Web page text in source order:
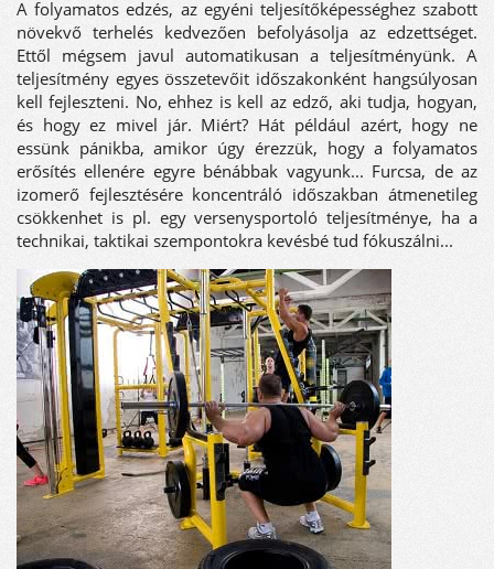
A folyamatos edzés, az egyéni teljesítőképességhez szabott
növekvő terhelés kedvezően befolyásolja az edzettséget.
Ettől mégsem javul automatikusan a teljesítményünk. A
teljesítmény egyes összetevőit időszakonként hangsúlyosan
kell fejleszteni. No, ehhez is kell az edző, aki tudja, hogyan,
és hogy ez mivel jár. Miért? Hát például azért, hogy ne
essünk pánikba, amikor úgy érezzük, hogy a folyamatos
erősítés ellenére egyre bénábbak vagyunk... Furcsa, de az
izomerő fejlesztésére koncentráló időszakban átmenetileg
csökkenhet is pl. egy versenysportoló teljesítménye, ha a
technikai, taktikai szempontokra kevésbé tud fókuszálni...